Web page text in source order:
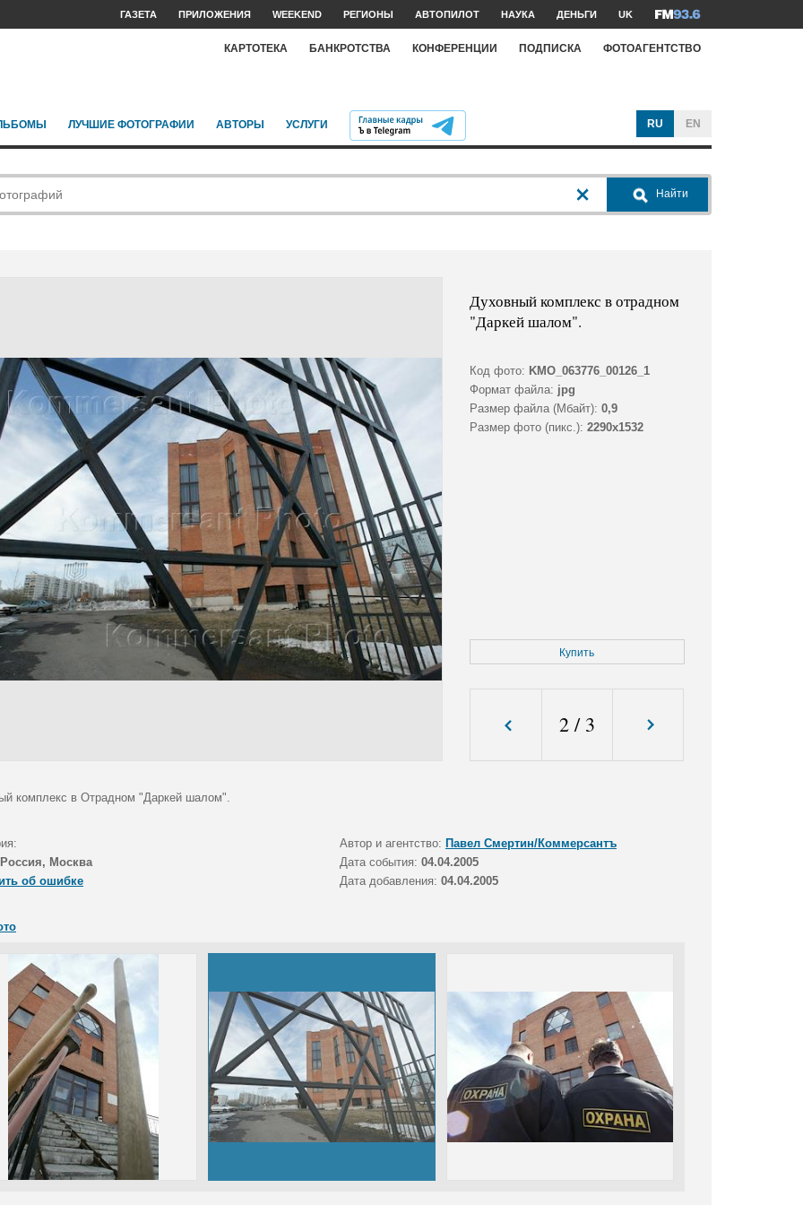
ГАЗЕТА ПРИЛОЖЕНИЯ WEEKEND РЕГИОНЫ АВТОПИЛОТ НАУКА ДЕНЬГИ UK
КАРТОТЕКА БАНКРОТСТВА КОНФЕРЕНЦИИ ПОДПИСКА ФОТОАГЕНТСТВО
ЛУЧШИЕ ФОТОГРАФИИ АВТОРЫ УСЛУГИ RU EN
Найти
Духовный комплекс в отрадном
"Даркей шалом".
Код фото: KMO_063776_00126_1
Формат файла: jpg
Размер файла (Мбайт): 0,9
Размер фото (пикс.): 2290x1532
Купить
2/ 3
комплекс в Отрадном "Даркей шалом".
Автор и агентство: Павел Смертин/Коммерсантъ
Россия, Москва Дата события: 04.04.2005
об ошибке
Дата добавления: 04.04.2005